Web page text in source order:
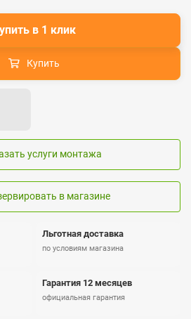
Купить
в 1 клик
услуги монтажа
в магазине
Льготная доставка
по условиям магазина
Гарантия 12 месяцев
официальная гарантия